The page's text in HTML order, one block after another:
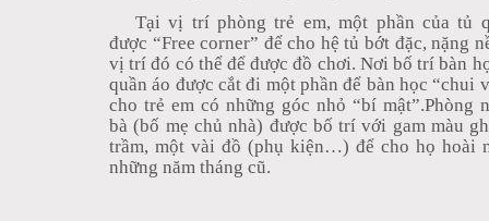
Tại vị trí phòng trẻ em, một phần của tủ
được “Free corner” để cho hệ tủ bớt đặc, nặng
vị trí đó có thể để được đồ chơi. Nơi bố trí bàn
quần áo được cắt đi một phần để bàn học “chui
cho trẻ em có những góc nhỏ “bí mật”.Phòng
bà (bố mẹ chủ nhà) được bố trí với gam màu
trầm, một vài đồ (phụ kiện…) để cho họ hoài
những năm tháng cũ.